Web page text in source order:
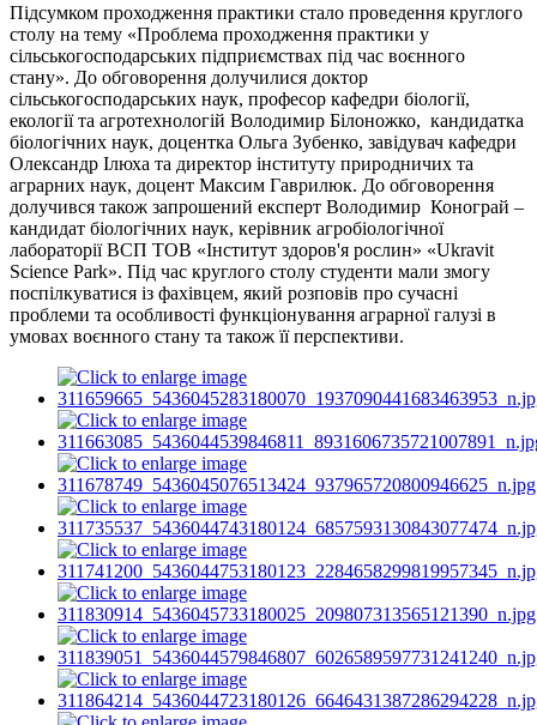
Підсумком проходження практики стало проведення круглого
столу на тему «Проблема проходження практики у
сільськогосподарських підприємствах під час воєнного
стану». До обговорення долучилися доктор
сільськогосподарських наук, професор кафедри біології,
екології та агротехнологій Володимир Білоножко, кандидатка
біологічних наук, доцентка Ольга Зубенко, завідувач кафедри
Олександр Ілюха та директор інституту природничих та
аграрних наук, доцент Максим Гаврилюк. До обговорення
долучився також запрошений експерт Володимир Конограй –
кандидат біологічних наук, керівник агробіологічної
лабораторії ВСП ТОВ «Інститут здоров'я рослин» «Ukravit
Science Park». Під час круглого столу студенти мали змогу
поспілкуватися із фахівцем, який розповів про сучасні
проблеми та особливості функціонування аграрної галузі в
умовах воєнного стану та також її перспективи.